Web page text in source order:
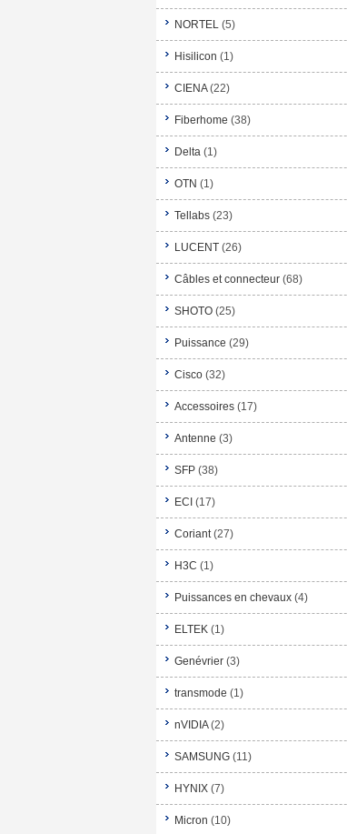
NORTEL (5)
Hisilicon (1)
CIENA (22)
Fiberhome (38)
Delta (1)
OTN (1)
Tellabs (23)
LUCENT (26)
Câbles et connecteur (68)
SHOTO (25)
Puissance (29)
Cisco (32)
Accessoires (17)
Antenne (3)
SFP (38)
ECI (17)
Coriant (27)
H3C (1)
Puissances en chevaux (4)
ELTEK (1)
Genévrier (3)
transmode (1)
nVIDIA (2)
SAMSUNG (11)
HYNIX (7)
Micron (10)